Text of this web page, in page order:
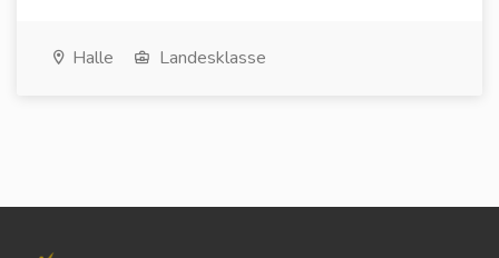
Halle Landesklasse